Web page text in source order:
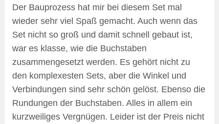
Der Bauprozess hat mir bei diesem Set mal
wieder sehr viel Spaß gemacht. Auch wenn das
Set nicht so groß und damit schnell gebaut ist,
war es klasse, wie die Buchstaben
zusammengesetzt werden. Es gehört nicht zu
den komplexesten Sets, aber die Winkel und
Verbindungen sind sehr schön gelöst. Ebenso die
Rundungen der Buchstaben. Alles in allem ein
kurzweiliges Vergnügen. Leider ist der Preis nicht